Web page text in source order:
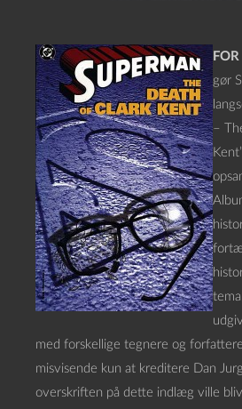
gør
–
med forskellige tegnere og
misvisende kun at kreditere Dan
overskriften på dette indlæg ville